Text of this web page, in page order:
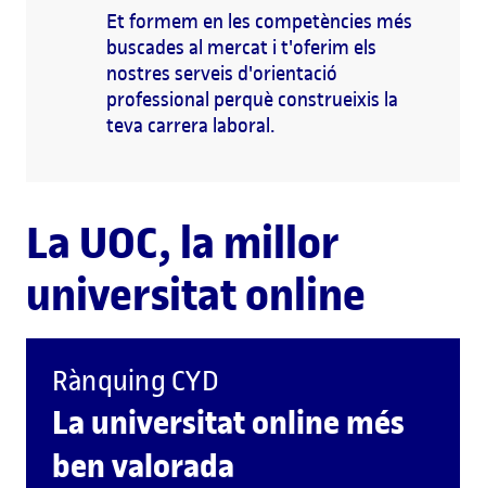
Et formem en les competències més
buscades al mercat i t'oferim els
nostres serveis d'orientació
professional perquè construeixis la
teva carrera laboral.
La UOC, la millor
universitat online
Rànquing CYD
La universitat online més
ben valorada